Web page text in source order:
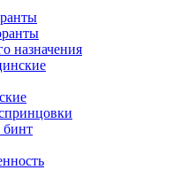
назначения
бинт